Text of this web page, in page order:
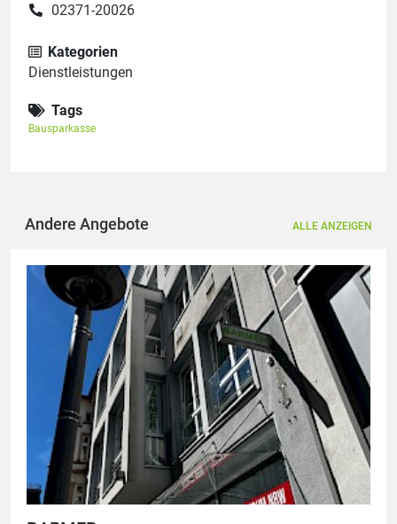
02371-20026
Kategorien
Dienstleistungen
Tags
Bausparkasse
Andere Angebote ALLE ANZEIGEN